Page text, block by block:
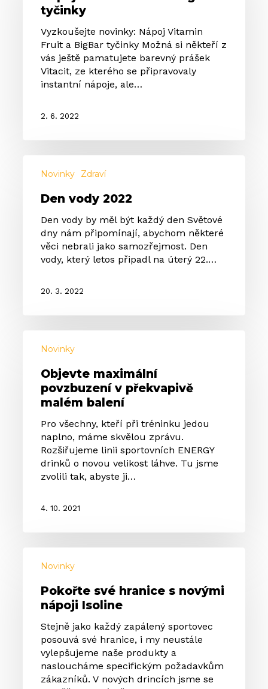
BigBartyčinky
Vyzkoušejte novinky: Nápoj Vitamin
Fruit a BigBar tyčinky Možná si někteří z
vás ještě pamatujete barevný prášek
Vitacit, ze kterého se připravovaly
instantní nápoje, ale…
2. 6. 2022
vodyNovinky Zdraví
Den vody 2022
Den vody by měl být každý den Světové
dny nám připomínají, abychom některé
věci nebrali jako samozřejmost. Den
vody, který letos připadl na úterý 22.…
20. 3. 2022
maximální
překvapivě
malém
Novinky
Objevte maximální
povzbuzení v překvapivě
malém balení
Pro všechny, kteří při tréninku jedou
naplno, máme skvělou zprávu.
Rozšiřujeme linii sportovních ENERGY
drinků o novou velikost láhve. Tu jsme
zvolili tak, abyste ji…
4. 10. 2021
novými
Isoline
Novinky
Pokořte své hranice s novými
nápoji Isoline
Stejně jako každý zapálený sportovec
posouvá své hranice, i my neustále
vylepšujeme naše produkty a
nasloucháme specifickým požadavkům
zákazníků. V nových drincích jsme se